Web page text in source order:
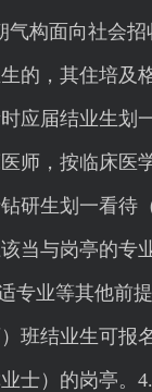
气构面向社会
的，其住培及
应届结业生划
师，按临床医
研生划一看待
当与岗亭的专
专业等其他前
班结业生可报
士）的岗亭。